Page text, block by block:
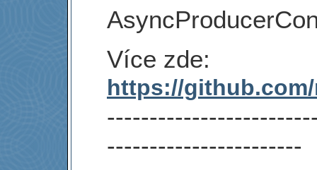
Více zde:
https://
-----------------------